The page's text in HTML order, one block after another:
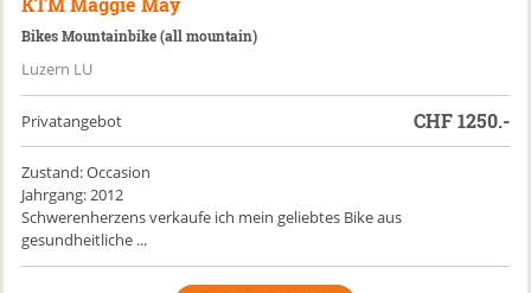
Bikes Mountainbike (all mountain)
Luzern LU
Privatangebot CHF1250.-
Zustand: Occasion
Jahrgang: 2012
Schwerenherzens verkaufe ich mein geliebtes Bike aus
gesundheitliche ...